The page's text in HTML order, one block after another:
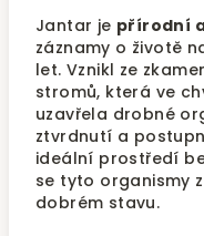
Jantar je přírodní
záznamy o životě
let. Vznikl ze
stromů, která ve
uzavřela drobné
ztvrdnutí a
ideální prostředí
se tyto organismy
dobrém stavu.